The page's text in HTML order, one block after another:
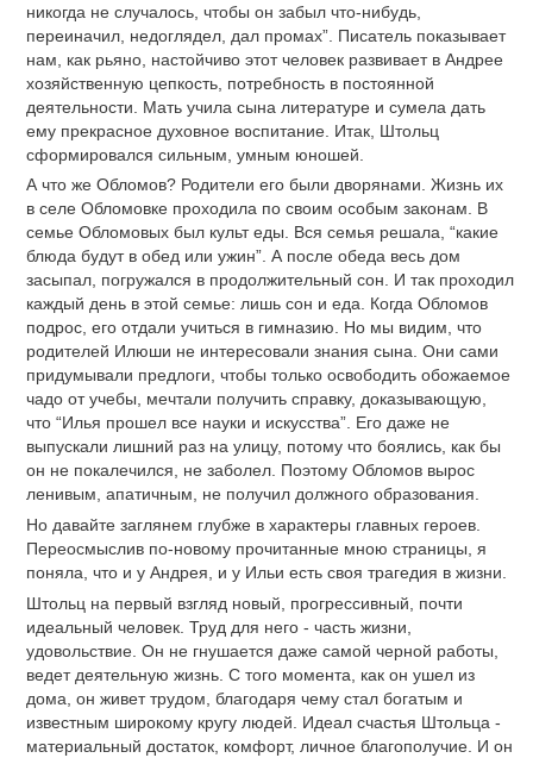
никогда не случалось, чтобы он забыл что-нибудь,
переиначил, недоглядел, дал промах”. Писатель показывает
нам, как рьяно, настойчиво этот человек развивает в Андрее
хозяйственную цепкость, потребность в постоянной
деятельности. Мать учила сына литературе и сумела дать
ему прекрасное духовное воспитание. Итак, Штольц
сформировался сильным, умным юношей.
А что же Обломов? Родители его были дворянами. Жизнь их
в селе Обломовке проходила по своим особым законам. В
семье Обломовых был культ еды. Вся семья решала, “какие
блюда будут в обед или ужин”. А после обеда весь дом
засыпал, погружался в продолжительный сон. И так проходил
каждый день в этой семье: лишь сон и еда. Когда Обломов
подрос, его отдали учиться в гимназию. Но мы видим, что
родителей Илюши не интересовали знания сына. Они сами
придумывали предлоги, чтобы только освободить обожаемое
чадо от учебы, мечтали получить справку, доказывающую,
что “Илья прошел все науки и искусства”. Его даже не
выпускали лишний раз на улицу, потому что боялись, как бы
он не покалечился, не заболел. Поэтому Обломов вырос
ленивым, апатичным, не получил должного образования.
Но давайте заглянем глубже в характеры главных героев.
Переосмыслив по-новому прочитанные мною страницы, я
поняла, что и у Андрея, и у Ильи есть своя трагедия в жизни.
Штольц на первый взгляд новый, прогрессивный, почти
идеальный человек. Труд для него - часть жизни,
удовольствие. Он не гнушается даже самой черной работы,
ведет деятельную жизнь. С того момента, как он ушел из
дома, он живет трудом, благодаря чему стал богатым и
известным широкому кругу людей. Идеал счастья Штольца -
материальный достаток, комфорт, личное благополучие. И он